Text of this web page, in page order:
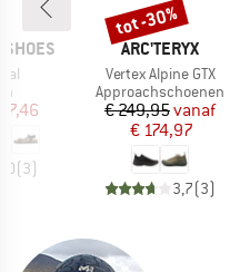
SHOES
prijs
(3)
MERK
ARC'TERYX
Artikel
Vertex Alpine GTX
Productgroep
Approachschoenen
Prijs
€ 249,95Verlaagde
vanaf
€ 174,97
3,7(3)
Korting
tot -30%